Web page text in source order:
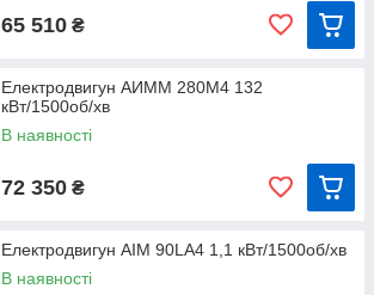
65 510 ₴
Електродвигун АИММ 280M4 132
кВт/1500об/хв
В наявності
72 350 ₴
Електродвигун АІМ 90LА4 1,1 кВт/1500об/хв
В наявності